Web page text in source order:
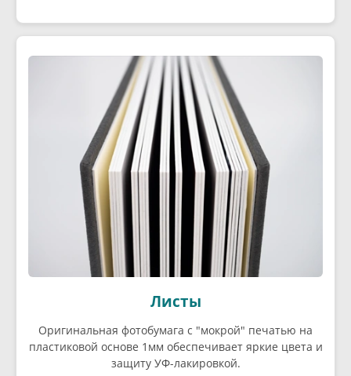
Листы
Оригинальная фотобумага с "мокрой" печатью на
пластиковой основе 1мм обеспечивает яркие цвета и
защиту УФ-лакировкой.